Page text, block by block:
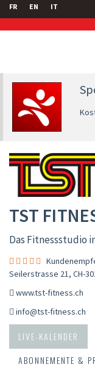
FR EN IT
TST
Das Fitnessstudio
Seilerstrasse 21, CH-
www.tst-fitness.ch
info@tst-fitness.ch
LIVE-KALENDER
ABONNEMENTE &